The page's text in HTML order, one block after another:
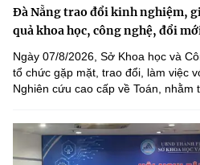
Đà Nẵng trao đổi kinh nghiệm,
quả khoa học, công nghệ, đổi
Ngày 07/8/2026, Sở Khoa học và
tổ chức gặp mặt, trao đổi, làm việc
Nghiên cứu cao cấp về Toán, nhằm